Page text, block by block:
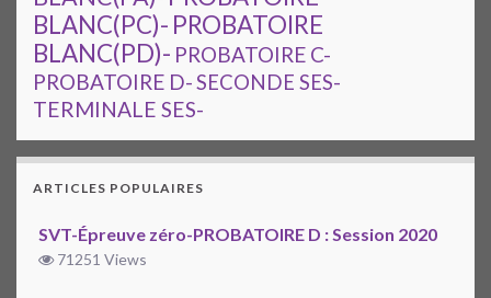
BLANC(PC)- PROBATOIRE
BLANC(PD)- PROBATOIRE C-
PROBATOIRE D-SECONDE SES-
TERMINALE SES-
ARTICLES POPULAIRES
SVT-Épreuve zéro-PROBATOIRE D : Session 2020
71251 Views